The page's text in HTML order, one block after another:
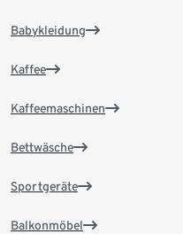
Babykleidung
Kaffee
Kaffeemaschinen
Bettwäsche
Sportgeräte
Balkonmöbel